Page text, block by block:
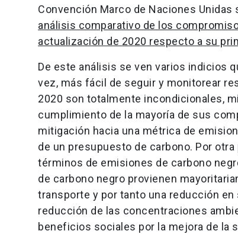
Convención Marco de Naciones Unidas
análisis comparativo de los
actualización de 2020 respecto a su
De este análisis se ven varios indicios
vez, más fácil de seguir y monitorear
2020 son totalmente incondicionales,
cumplimiento de la mayoría de sus
mitigación hacia una métrica de
de un presupuesto de carbono. Por
términos de emisiones de carbono
de carbono negro provienen
transporte y por tanto una reducción
reducción de las concentraciones
beneficios sociales por la mejora de la